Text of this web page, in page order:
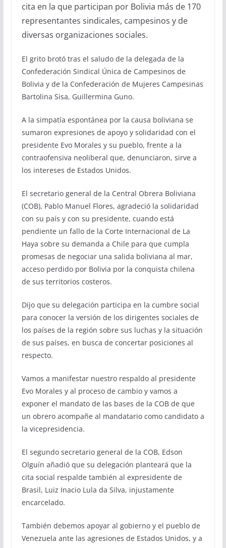
cita en la que participan por Bolivia más de 170
representantes sindicales, campesinos y de
diversas organizaciones sociales.
El grito brotó tras el saludo de la delegada de la
Confederación Sindical Única de Campesinos de
Bolivia y de la Confederación de Mujeres Campesinas
Bartolina Sisa, Guillermina Guno.
A la simpatía espontánea por la causa boliviana se
sumaron expresiones de apoyo y solidaridad con el
presidente Evo Morales y su pueblo, frente a la
contraofensiva neoliberal que, denunciaron, sirve a
los intereses de Estados Unidos.
El secretario general de la Central Obrera Boliviana
(COB), Pablo Manuel Flores, agradeció la solidaridad
con su país y con su presidente, cuando está
pendiente un fallo de la Corte Internacional de La
Haya sobre su demanda a Chile para que cumpla
promesas de negociar una salida boliviana al mar,
acceso perdido por Bolivia por la conquista chilena
de sus territorios costeros.
Dijo que su delegación participa en la cumbre social
para conocer la versión de los dirigentes sociales de
los países de la región sobre sus luchas y la situación
de sus países, en busca de concertar posiciones al
respecto.
Vamos a manifestar nuestro respaldo al presidente
Evo Morales y al proceso de cambio y vamos a
exponer el mandato de las bases de la COB de que
un obrero acompañe al mandatario como candidato a
la vicepresidencia.
El segundo secretario general de la COB, Edson
Olguín añadió que su delegación planteará que la
cita social respalde también al expresidente de
Brasil, Luiz Inacio Lula da Silva, injustamente
encarcelado.
También debemos apoyar al gobierno y el pueblo de
Venezuela ante las agresiones de Estados Unidos, y a